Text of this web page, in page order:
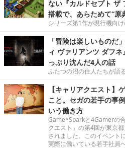
ない『カルドセプト ザ
搭載で、あらためて“原
シリーズ第1作が現行機向
「冒険は楽しいものだ
ィ ヴァリアンツ ダフ
っぷり沈んだ4人の話
ふたつの沼の住人たちが語
【キャリアクエスト】
こと。セガの若手の事
いう働き方
Game*Sparkと4Gamerの
クエスト」の第4回が東京
されました。このイベント
実際に働いている若手社員